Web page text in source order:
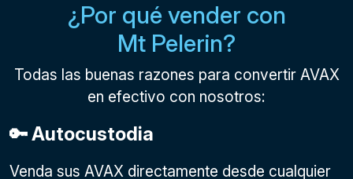
¿Por qué vender con
Mt Pelerin?
Todas las buenas razones para convertir AVAX
en efectivo con nosotros:
🔑 Autocustodia
Venda sus AVAX directamente desde cualquier